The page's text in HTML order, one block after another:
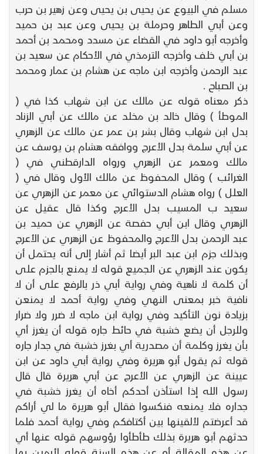
مسلم في البيوع عن يحيى بن يحيى وعن زهير بن حرب
وعن أبي الطاهر وحرملة بن يحيى وعن عبد بن حميد
وأخرجه أبو داود في القضاء عن مسدد ومحمد بن أحمد
بن أبي خلف وأخرجه الترمذي في الأحكام عن سعيد بن
عبد الرحمن وأخرجه ابن ماجه عن هشام بن عمار ومحمد
بن الصباح .
ذكر معناه قوله عن مالك عن ابن شهاب كذا في (
الموطأ ) وقال خالد بن مخلد عن مالك عن أبي الزناد
بدل ابن شهاب وقال بشر بن عمر عن مالك عن الزهري
عن أبي سلمة بدل الأعرج ووافقه هشام بن يوسف عن
مالك ومعمر عن الزهري ورواه الدارقطني في (
الغرائب ) وقال المحفوظ عن مالك الأول وقال في (
العلل ) رواه هشام الدستوائي عن معمر عن الزهري عن
سعيد ب المسيب بدل الأعرج وكذا قال عقيل عن
الزهري وقال ابن أبي حفصة عن الزهري عن حميد بن
عبد الرحمن بدل الأعرج والمحفوظ عن الزهري عن الأعرج
وبذلك جزم ابن عبد البر أيضا ثم أشار إلى أنه يحتمل أن
يكون عند الزهري عن الجميع قوله لا يمنع بالجزم على
أن كلمة لا ناهية وفي رواية أبي ذر بالرفع على أن لا
نافية خبر بمعنى النهي وفي رواية أحمد لا يمنعن
بزيادة نون التأكيد وفي رواية ابن ماجه لا ضرر ولا ضرار
وللرجل أن يضع خشبة في حائط جاره قوله أن يغرز أي
بأن يغرز وكلمة أن مصدرية أي بغرز خشبة في جدار جاره
قوله ثم يقول أبو هريرة وفي رواية أبي داود عن ابن
عيينة عن الزهري عن الأعرج عن أبي هريرة قال قال
رسول الله إذا استأذن أحدكم أخاه أن يغرز خشبة في
جداره فلا يمنعه فنكسوا فقال أبو هريرة ما لي أراكم
قد أعرضتم لألقينها بين أكتافكم وفي رواية أحمد فلما
حدثهم أبو هريرة بذلك طأطأوا رؤوسهم قوله عنها أي
عن هذه المقالة أو عن هذه السنة قوله لأرمين بها